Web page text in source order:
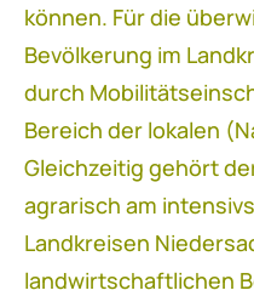
können. Für die
Bevölkerung im
durch
Bereich der lokalen
Gleichzeitig gehört
agrarisch am
Landkreisen
landwirtschaftlichen